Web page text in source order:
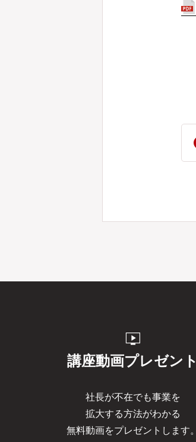
live_tv
講座動画プレゼント
社長が不在でも事業を
拡大する方法がわかる
無料動画をプレゼントします。